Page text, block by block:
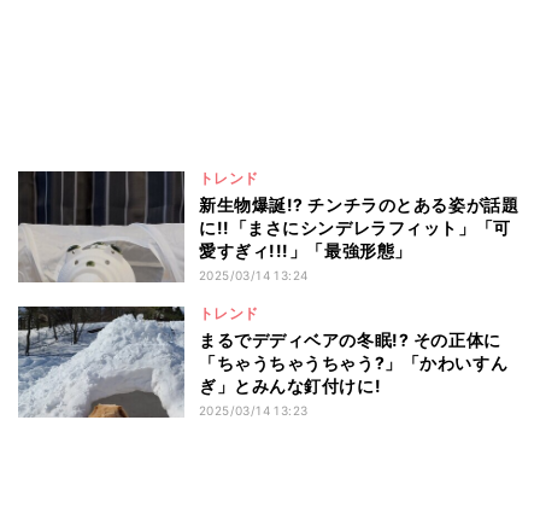
トレンド
新生物爆誕!? チンチラのとある姿が話題
に!!「まさにシンデレラフィット」「可
愛すぎィ!!!」「最強形態」
2025/03/14 13:24
トレンド
まるでデディベアの冬眠!? その正体に
「ちゃうちゃうちゃう?」「かわいすん
ぎ」とみんな釘付けに!
2025/03/14 13:23